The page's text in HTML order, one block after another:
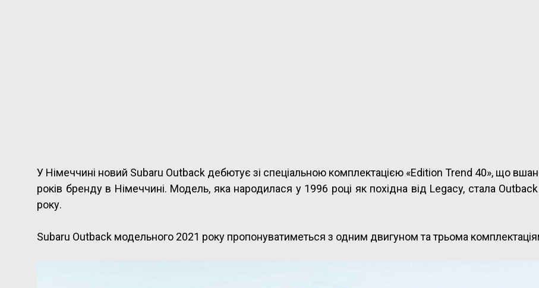
У Німеччині новий Subaru Outback дебютує зі спеціальною комплектацією «Edition Trend 40», що
років бренду в Німеччині. Модель, яка народилася у 1996 році як похідна від Legacy, стала Outback
року.
Subaru Outback модельного 2021 року пропонуватиметься з одним двигуном та трьома